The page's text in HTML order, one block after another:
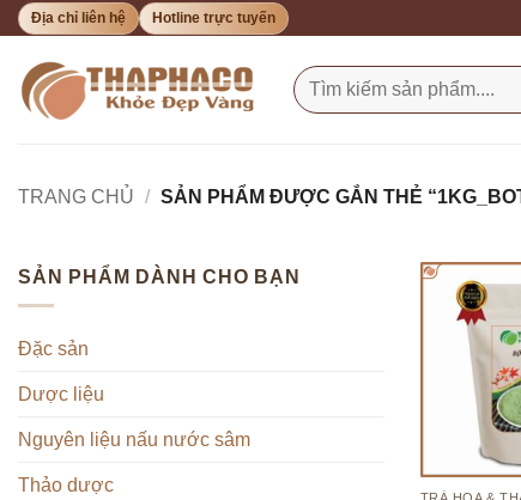
Bỏ
nội
dung
Địa chỉ liên hệ Hotline trực tuyến
Tìm
kiếm:
TRANG CHỦ / SẢN PHẨM ĐƯỢC GẮN THẺ
SẢN PHẨM DÀNH CHO BẠN
Đặc sản
Dược liệu
Nguyên liệu nấu nước sâm
Thảo dược